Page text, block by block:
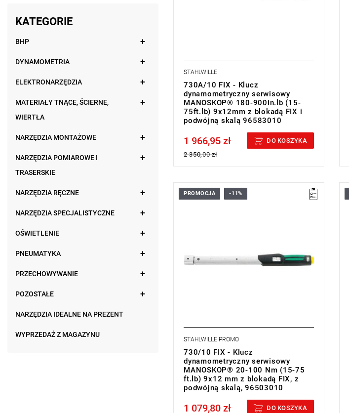
KATEGORIE
BHP
DYNAMOMETRIA
ELEKTRONARZĘDZIA
MATERIAŁY TNĄCE, ŚCIERNE,
WIERTŁA
NARZĘDZIA MONTAŻOWE
NARZĘDZIA POMIAROWE I
TRASERSKIE
NARZĘDZIA RĘCZNE
NARZĘDZIA SPECJALISTYCZNE
OŚWIETLENIE
PNEUMATYKA
PRZECHOWYWANIE
POZOSTAŁE
NARZĘDZIA IDEALNE NA PREZENT
WYPRZEDAŻ Z MAGAZYNU
STAHLWILLE
730A/10 FIX - Klucz
dynamometryczny serwisowy
MANOSKOP® 180-900in.lb (15-
75ft.lb) 9x12mm z blokadą FIX i
podwójną skalą 96583010
Price tax included
1 966,95 zł
2 350,00 zł
DO KOSZYKA
PROMOCJA -11%
STAHLWILLE PROMO
730/10 FIX - Klucz
dynamometryczny serwisowy
MANOSKOP® 20-100 Nm (15-75
ft.lb) 9x12 mm z blokadą FIX, z
podwójną skalą, 96503010
Price tax included
1 079,80 zł DO KOSZYKA